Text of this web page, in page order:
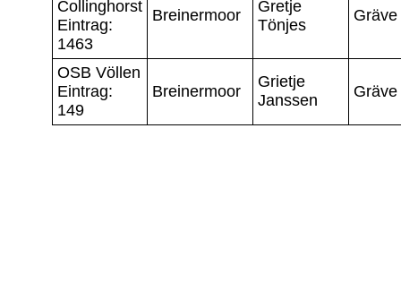
Collinghorst
Eintrag:
1463
Breinermoor
Gretje
Tönjes
Gräve
OSB Völlen
Eintrag:
149
Breinermoor
Grietje
Janssen
Gräve